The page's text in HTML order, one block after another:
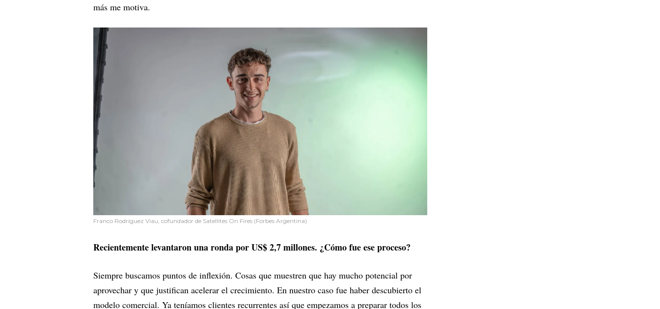
más me motiva.
Franco Rodríguez Viau, cofundador de Satellites On Fires (Forbes Argentina)
Recientemente levantaron una ronda por US$ 2,7 millones. ¿Cómo fue ese proceso?
Siempre buscamos puntos de inflexión. Cosas que muestren que hay mucho potencial por
aprovechar y que justifican acelerar el crecimiento. En nuestro caso fue haber descubierto el
modelo comercial. Ya teníamos clientes recurrentes así que empezamos a preparar todos los